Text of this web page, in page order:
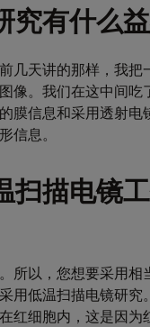
究有什么
几天讲的那样，我
像。我们在这中间
膜信息和采用透射
信息。
扫描电镜
所以，您想要采用
用低温扫描电镜研
红细胞内，这是因